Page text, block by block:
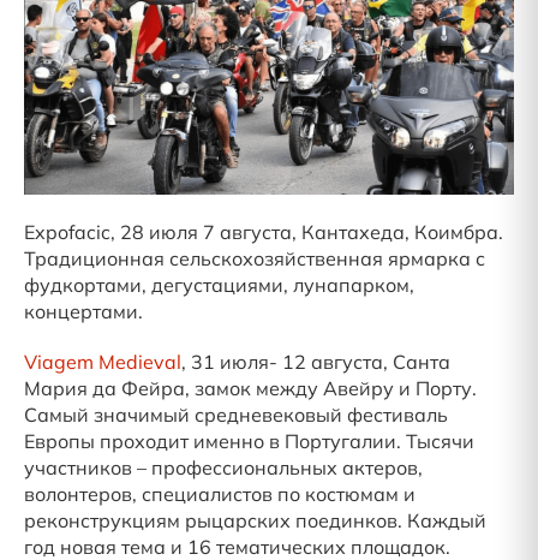
Expofacic, 28 июля 7 августа, Кантахеда, Коимбра.
Традиционная сельскохозяйственная ярмарка с
фудкортами, дегустациями, лунапарком,
концертами.
Viagem Medieval, 31 июля- 12 августа, Санта
Мария да Фейра, замок между Авейру и Порту.
Самый значимый средневековый фестиваль
Европы проходит именно в Португалии. Тысячи
участников – профессиональных актеров,
волонтеров, специалистов по костюмам и
реконструкциям рыцарских поединков. Каждый
год новая тема и 16 тематических площадок.